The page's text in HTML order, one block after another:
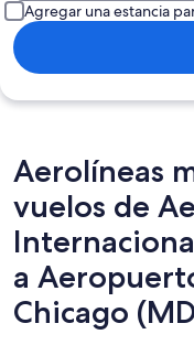
Agregar una estancia
Aerolíneas
vuelos de
a
Chicago